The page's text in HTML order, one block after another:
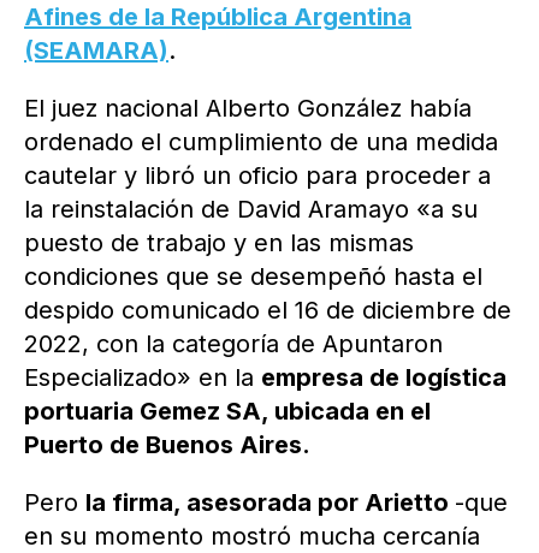
Afines de la República Argentina
(SEAMARA).
El juez nacional Alberto González había
ordenado el cumplimiento de una medida
cautelar y libró un oficio para proceder a
la reinstalación de David Aramayo «a su
puesto de trabajo y en las mismas
condiciones que se desempeñó hasta el
despido comunicado el 16 de diciembre de
2022, con la categoría de Apuntaron
Especializado» en la empresa de logística
portuaria Gemez SA, ubicada en el
Puerto de Buenos Aires.
Pero la firma, asesorada por Arietto -que
en su momento mostró mucha cercanía